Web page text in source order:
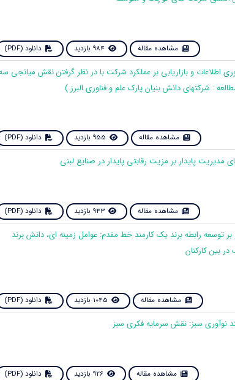
مشاهده مقاله 984 بازدید دانلود (PDF)
اطلاعات و بازاریابی بر عملکرد شرکت با در نظر گرفتن نقش میانجی
: شرکتهای دانش بنیان پارک علم و فناوری البرز )
مشاهده مقاله 955 بازدید دانلود (PDF)
مشاهده مقاله 943 بازدید دانلود (PDF)
توسعه رابطه برند یک کارمند خط مقدم: عوامل زمینه ای، دانش برند
در بین کارکنان
مشاهده مقاله 1045 بازدید دانلود (PDF)
مشاهده مقاله 926 بازدید دانلود (PDF)